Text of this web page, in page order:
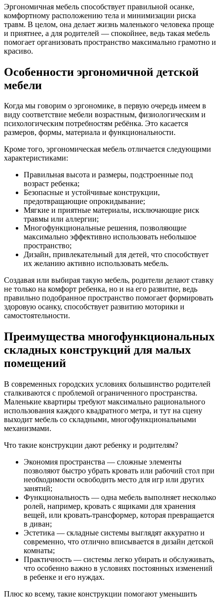
Эргономичная мебель способствует правильной осанке,
комфортному расположению тела и минимизации риска
травм. В целом, она делает жизнь маленького человека проще
и приятнее, а для родителей — спокойнее, ведь такая мебель
помогает организовать пространство максимально грамотно и
красиво.
Особенности эргономичной детской
мебели
Когда мы говорим о эргономике, в первую очередь имеем в
виду соответствие мебели возрастным, физиологическим и
психологическим потребностям ребёнка. Это касается
размеров, формы, материала и функциональности.
Кроме того, эргономическая мебель отличается следующими
характеристиками:
Правильная высота и размеры, подстроенные под
возраст ребенка;
Безопасные и устойчивые конструкции,
предотвращающие опрокидывание;
Мягкие и приятные материалы, исключающие риск
травмы или аллергии;
Многофункциональные решения, позволяющие
максимально эффективно использовать небольшое
пространство;
Дизайн, привлекательный для детей, что способствует
их желанию активно использовать мебель.
Создавая или выбирая такую мебель, родители делают ставку
не только на комфорт ребенка, но и на его развитие, ведь
правильно подобранное пространство помогает формировать
здоровую осанку, способствует развитию моторики и
самостоятельности.
Преимущества многофункциональных
складных конструкций для малых
помещений
В современных городских условиях большинство родителей
сталкиваются с проблемой ограниченного пространства.
Маленькие квартиры требуют максимально рационального
использования каждого квадратного метра, и тут на сцену
выходит мебель со складными, многофункциональными
механизмами.
Что такие конструкции дают ребенку и родителям?
Экономия пространства — сложные элементы
позволяют быстро убрать кровать или рабочий стол при
необходимости освободить место для игр или других
занятий;
Функциональность — одна мебель выполняет несколько
ролей, например, кровать с ящиками для хранения
вещей, или кровать-трансформер, которая превращается
в диван;
Эстетика — складные системы выглядят аккуратно и
современно, что отлично вписывается в дизайн детской
комнаты;
Практичность — системы легко убирать и обслуживать,
что особенно важно в условиях постоянных изменений
в ребенке и его нуждах.
Плюс ко всему, такие конструкции помогают уменьшить